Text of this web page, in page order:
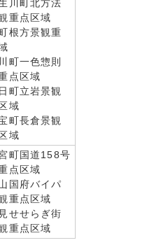
川町北方法
重点区域
根方景観重
町一色惣則
点区域
町立岩景観
域
町長倉景観
域
町国道158号
点区域
国府バイパ
重点区域
せせらぎ街
重点区域